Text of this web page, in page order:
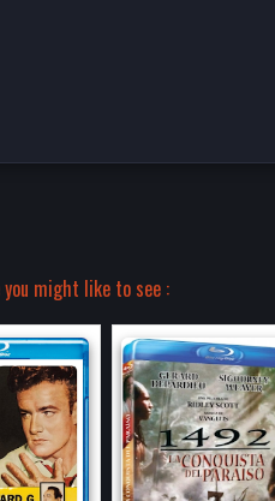
might like to see :